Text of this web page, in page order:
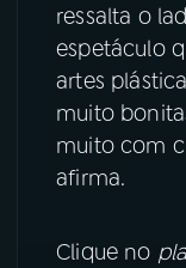
ressalta o
espetáculo
artes
muito
muito com
afirma.
Clique no